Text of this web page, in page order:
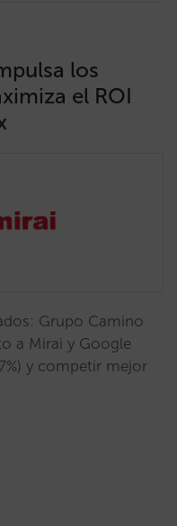
los
el ROI
Grupo Camino
a Mirai y Google
y competir mejor